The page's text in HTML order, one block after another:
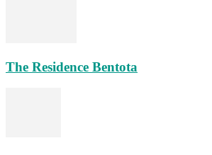
The Residence Bentota